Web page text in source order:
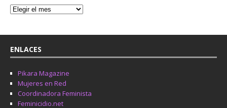
ENLACES
Pikara Magazine
Mujeres en Red
Coordinadora Feminista
Feminicidio.net